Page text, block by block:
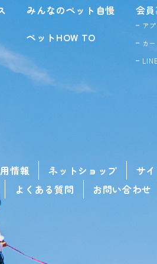
みんなのペット自慢
ペットHOW TO
会
ア
カ
情報 ネットショップ
サ
よくある質問 お問い合わせ